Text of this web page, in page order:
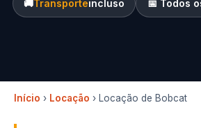
🚚Transporteincluso 📅 Todos
Início › Locação › Locação de Bobcat